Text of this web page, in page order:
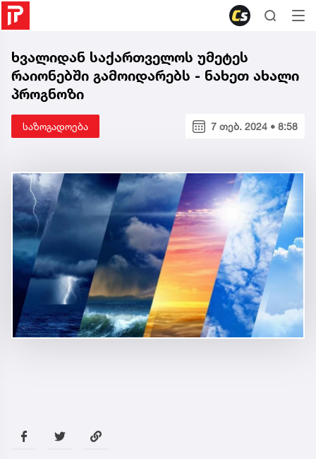
ხვალიდან საქართველოს უმეტეს
რაიონებში გამოიდარებს - ნახეთ ახალი
პროგნოზი
საზოგადოება 7 თებ. 2024 • 8:58